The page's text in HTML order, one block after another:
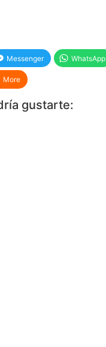
Messenger WhatsApp
More
gustarte: